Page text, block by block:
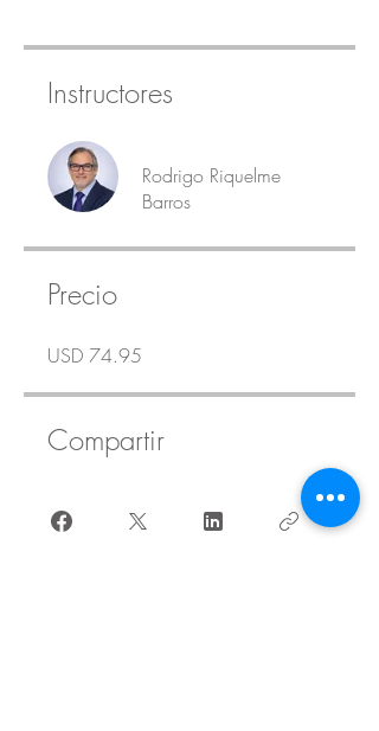
Instructores
Rodrigo Riquelme
Barros
Precio
USD 74.95
Compartir